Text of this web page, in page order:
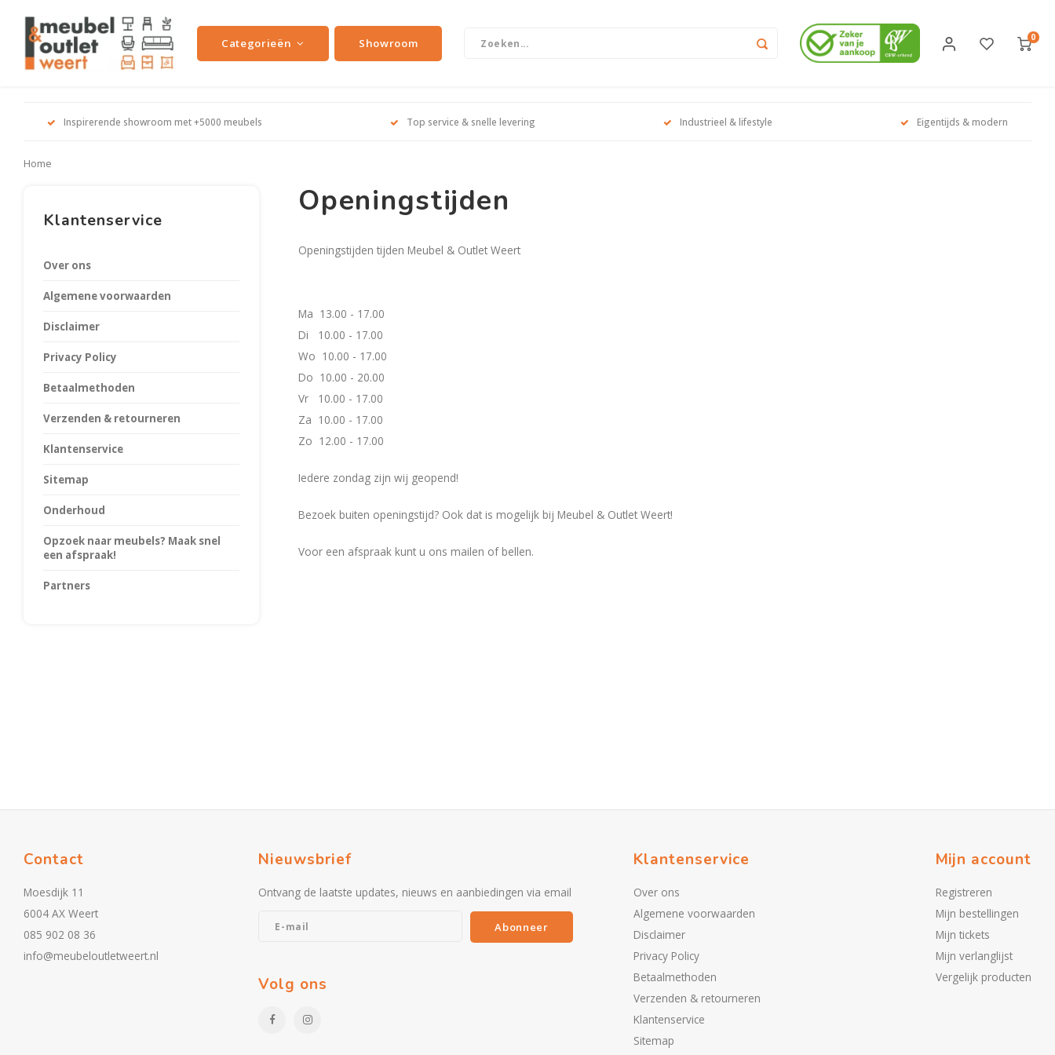
Categorieën Showroom 0
Inspirerende showroom met +5000 meubels Top service & snelle levering Industrieel & lifestyle Eigentijds & modern
Home
Klantenservice
Over ons
Algemene voorwaarden
Disclaimer
Privacy Policy
Betaalmethoden
Verzenden & retourneren
Klantenservice
Sitemap
Onderhoud
Opzoek naar meubels? Maak snel
een afspraak!
Partners
Openingstijden
Openingstijden tijden Meubel & Outlet Weert
Ma 13.00 - 17.00
Di 10.00 - 17.00
Wo 10.00 - 17.00
Do 10.00 - 20.00
Vr 10.00 - 17.00
Za 10.00 - 17.00
Zo 12.00 - 17.00
Iedere zondag zijn wij geopend!
Bezoek buiten openingstijd? Ook dat is mogelijk bij Meubel & Outlet Weert!
Voor een afspraak kunt u ons mailen of bellen.
Contact
Moesdijk 11
6004 AX Weert
085 902 08 36
info@meubeloutletweert.nl
Nieuwsbrief
Ontvang de laatste updates, nieuws en aanbiedingen via email
Abonneer
Volg ons
Klantenservice
Over ons
Algemene voorwaarden
Disclaimer
Privacy Policy
Betaalmethoden
Verzenden & retourneren
Klantenservice
Sitemap
Mijn account
Registreren
Mijn bestellingen
Mijn tickets
Mijn verlanglijst
Vergelijk producten